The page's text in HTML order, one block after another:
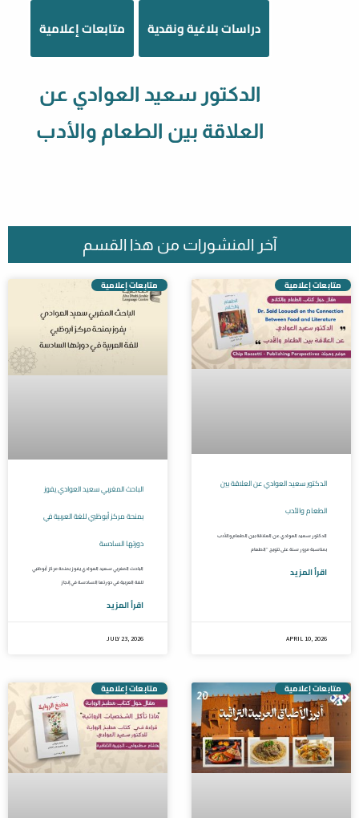
متابعات إعلامية دراسات بلاغية ونقدية
الدكتور سعيد العوادي عن
العلاقة بين الطعام والأدب
آخر المنشورات من هذا القسم
متابعات إعلامية
الباحث المغربي سعيد العوادي يفوز
بمنحة مركز أبوظبي للغة العربية في
دورتها السادسة
الباحث المغربي سعيد العوادي يفوز بمنحة مركز أبوظبي
للغة العربية في دورتها السادسة في إنجاز
اقرأ المزيد
JULY 23, 2026
متابعات إعلامية
الدكتور سعيد العوادي عن العلاقة بين
الطعام والأدب
الدكتور سعيد العوادي عن العلاقة بين الطعام والأدب
بمناسبة مرور سنة على تتويج “الطعام
اقرأ المزيد
APRIL 10, 2026
متابعات إعلامية متابعات إعلامية